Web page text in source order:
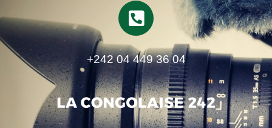
+242 04 449 36 04